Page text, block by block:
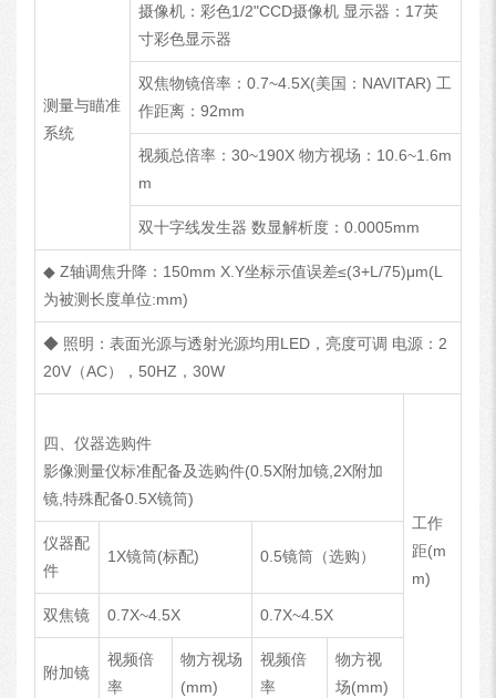
测量与瞄准
系统
摄像机：彩色1/2"CCD摄像机 显示器：17英
寸彩色显示器
双焦物镜倍率：0.7~4.5X(美国：NAVITAR) 工
作距离：92mm
视频总倍率：30~190X 物方视场：10.6~1.6m
m
双十字线发生器 数显解析度：0.0005mm
◆ Z轴调焦升降：150mm X.Y坐标示值误差≤(3+L/75)μm(L
为被测长度单位:mm)
◆ 照明：表面光源与透射光源均用LED，亮度可调 电源：2
20V（AC），50HZ，30W
四、仪器选购件
影像测量仪标准配备及选购件(0.5X附加镜,2X附加
镜,特殊配备0.5X镜筒)
工作
距(m
m)
仪器配
件
1X镜筒(标配) 0.5镜筒（选购）
双焦镜 0.7X~4.5X 0.7X~4.5X
附加镜
视频倍
率
物方视场
(mm)
视频倍
率
物方视
场(mm)